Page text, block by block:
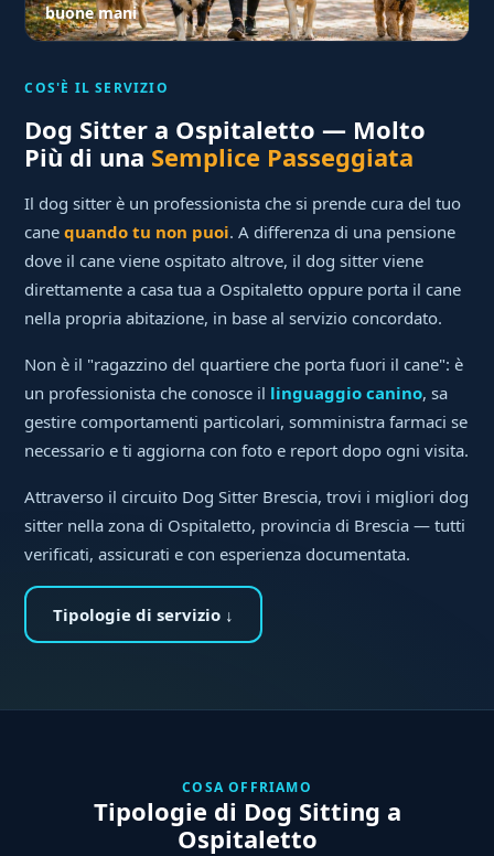
buone mani
COS'È IL SERVIZIO
Dog Sitter a Ospitaletto — Molto
Più di una Semplice Passeggiata
Il dog sitter è un professionista che si prende cura del tuo
canequando tu non puoi. A differenza di una pensione
dove il cane viene ospitato altrove, il dog sitter viene
direttamente a casa tua a Ospitaletto oppure porta il cane
nella propria abitazione, in base al servizio concordato.
Non è il "ragazzino del quartiere che porta fuori il cane": è
un professionista che conosce il linguaggio canino, sa
gestire comportamenti particolari, somministra farmaci se
necessario e ti aggiorna con foto e report dopo ogni visita.
Attraverso il circuito Dog Sitter Brescia, trovi i migliori dog
sitter nella zona di Ospitaletto, provincia di Brescia — tutti
verificati, assicurati e con esperienza documentata.
Tipologie di servizio ↓
COSA OFFRIAMO
Tipologie di Dog Sitting a
Ospitaletto